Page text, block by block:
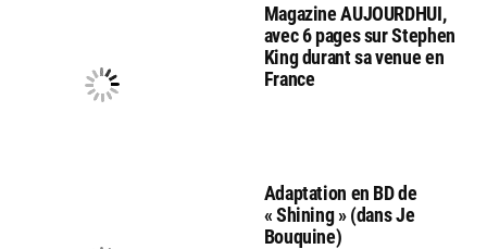
Magazine AUJOURDHUI,
avec 6 pages sur Stephen
King durant sa venue en
France
Adaptation en BD de
« Shining » (dans Je
Bouquine)